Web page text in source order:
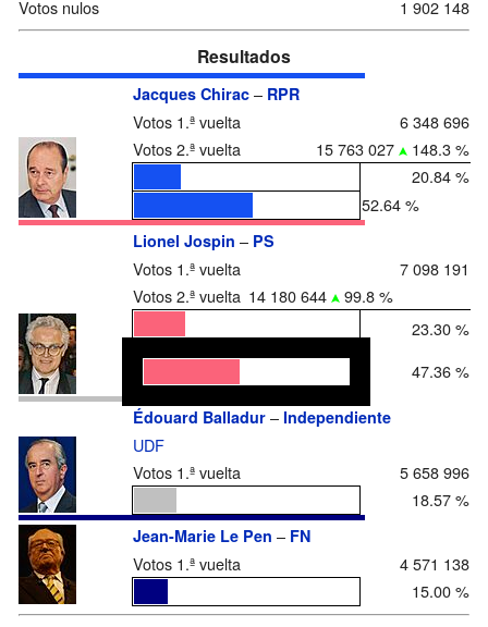
Votos nulos
1 902 148
Resultados
Jacques Chirac – RPR
Votos 1.ª vuelta
6 348 696
Votos 2.ª vuelta
15 763 027
148.3 %
20.84 %
52.64 %
Lionel Jospin – PS
Votos 1.ª vuelta
7 098 191
Votos 2.ª vuelta 14 180 644
99.8 %
23.30 %
47.36 %
Édouard Balladur – Independiente
UDF
Votos 1.ª vuelta
5 658 996
18.57 %
Jean-Marie Le Pen – FN
Votos 1.ª vuelta
4 571 138
15.00 %